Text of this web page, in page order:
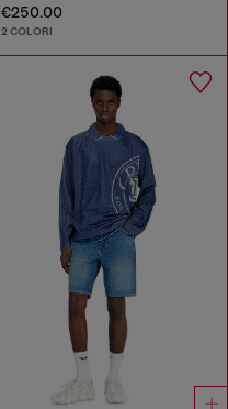
€250.00
2 COLORI